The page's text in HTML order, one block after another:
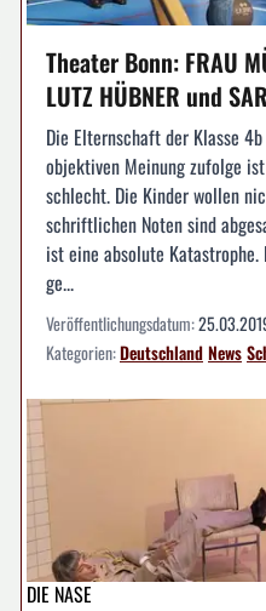
Theater Bonn: FRAU
LUTZ HÜBNER und
Die Elternschaft der Klasse
objektiven Meinung zufolge
schlecht. Die Kinder wollen
schriftlichen Noten sind
ist eine absolute
ge...
Veröffentlichungsdatum:
Kategorien:DeutschlandNews
DIE NASE